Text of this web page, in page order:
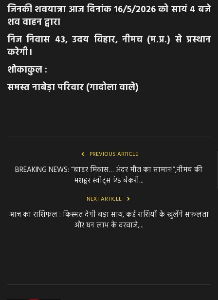
जिनकी शवयात्रा आज दिनांक 16/5/2026 को सायं 4 बजे
शव वाहन द्वारा
निज निवास 43, उदय विहार, नीमच (म.प्र.) से प्रस्थान
करेगी।
शोकाकुल :
समस्त नाबेड़ा परिवार (गादोला वाले)
PREVIOUS ARTICLE
BREAKING NEWS: “बाहर मिठास… अंदर मौत का सामान!”,नीमच की
मशहूर स्वीट्स एंड बेकरी...
NEXT ARTICLE
आज का राशिफल : किस्मत देगी बड़ा साथ, कई राशियों के खुलेंगे सफलता
और धन लाभ के दरवाजे,...